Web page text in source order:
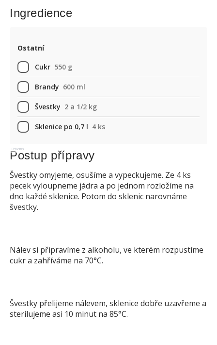
Ingredience
Ostatní
Cukr 550 g
Brandy 600 ml
Švestky 2 a 1/2 kg
Sklenice po 0,7 l 4 ks
Reklama
Postup přípravy
Švestky omyjeme, osušíme a vypeckujeme. Ze 4 ks
pecek vyloupneme jádra a po jednom rozložíme na
dno každé sklenice. Potom do sklenic narovnáme
švestky.
Nálev si připravíme z alkoholu, ve kterém rozpustíme
cukr a zahříváme na 70°C.
Švestky přelijeme nálevem, sklenice dobře uzavřeme a
sterilujeme asi 10 minut na 85°C.